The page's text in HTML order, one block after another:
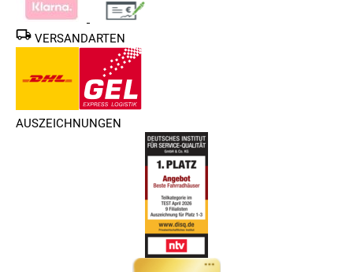
VERSANDARTEN
AUSZEICHNUNGEN